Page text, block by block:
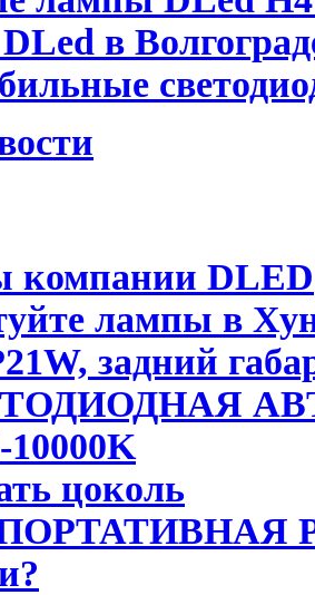
в
компании DLED
лампы в
задний
10000K
цоколь